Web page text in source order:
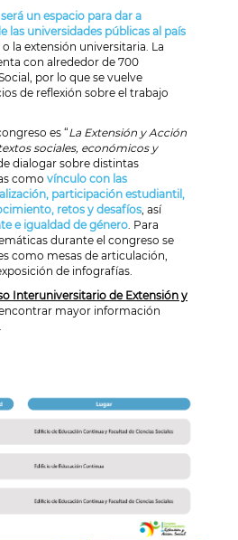
un espacio para dar a
las universidades públicas al país
la extensión universitaria. La
con alrededor de 700
por lo que se vuelve
de reflexión sobre el trabajo
es “La Extensión y Acción
sociales, económicos y
dialogar sobre distintas
como vínculo con las
participación estudiantil,
retos y desafíos, así
e igualdad de género. Para
durante el congreso se
como mesas de articulación,
de infografías.
Interuniversitario de Extensión y
mayor información